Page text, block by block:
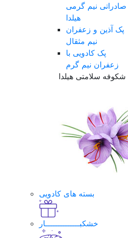
صادراتی نیم گرمی
هیلدا
پک آذین و زعفران
نیم مثقال
پک کادویی با
زعفران نیم گرم
شکوفه سلامتی هیلدا
بسته های کادویی
خشکبــــــــــــــار